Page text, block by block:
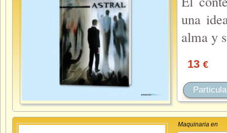
una
alma y
13 €
Maquinaria en